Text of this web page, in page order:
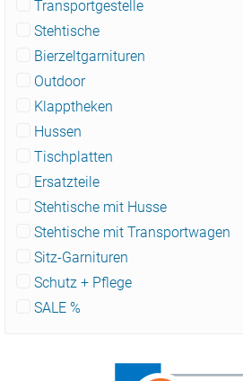
Transportgestelle
Stehtische
Bierzeltgarnituren
Outdoor
Klapptheken
Hussen
Tischplatten
Ersatzteile
Stehtische mit Husse
Stehtische mit Transportwagen
Sitz-Garnituren
Schutz + Pflege
SALE %